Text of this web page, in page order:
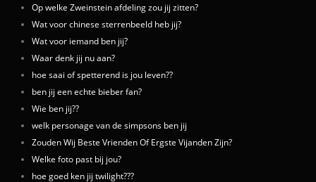
Op welke Zweinstein afdeling zou jij zitten?
Wat voor chinese sterrenbeeld heb jij?
Wat voor iemand ben jij?
Waar denk jij nu aan?
hoe saai of spetterend is jou leven??
ben jij een echte bieber fan?
Wie ben jij??
welk personage van de simpsons ben jij
Zouden Wij Beste Vrienden Of Ergste Vijanden Zijn?
Welke foto past bij jou?
hoe goed ken jij twilight???